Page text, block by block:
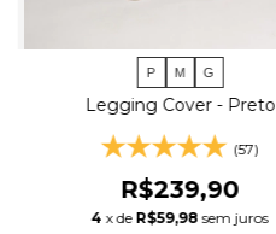
P M G
Legging Cover - Preto
(57)
R$239,90
4 x de R$59,98 sem juros